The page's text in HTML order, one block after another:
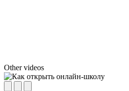
Other videos